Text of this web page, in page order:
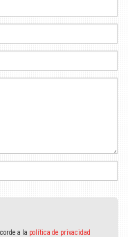
a la política de privacidad